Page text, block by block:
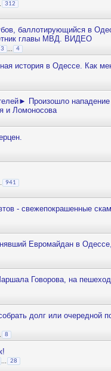
312
баллотирующийся в
главы МВД. ВИДЕО
3 4
история в Одессе. Как
Произошло
и Ломоносова
941
- свежепокрашенные
Евромайдан в
Говорова, на
долг или очередной
8
... 28